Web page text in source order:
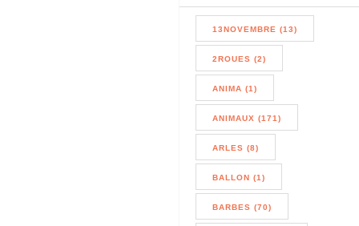
13NOVEMBRE (13)
2ROUES (2)
ANIMA (1)
ANIMAUX (171)
ARLES (8)
BALLON (1)
BARBES (70)